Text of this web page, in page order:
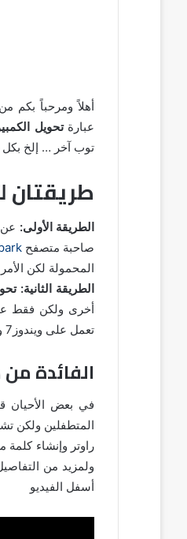
أهلاً ومرحباً بكم
عبارةتحويل
توب آخر … إلخ
طريقتان
الطريقة الأولى:
صاحبة متصفح
المحمولة لكن
الطريقة الثانية:
تعمل على ويندوز7 وويندوز 8.1 وويندوز إكس بي.
الفائدة
في بعض الأحيان
المتطفلين ولكن
راوتر وإنشاء
ولمزيد من
أسفل الفيديو